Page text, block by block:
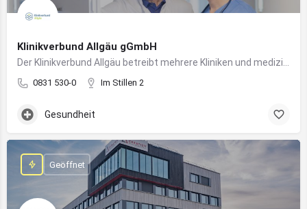
Klinikverbund Allgäu gGmbH
0831 530-0 Im Stillen 2
Gesundheit
Geöffnet